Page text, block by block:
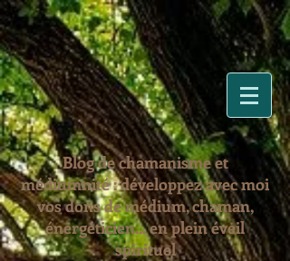
Blog de chamanisme et
médiumnité : développez avec moi
vos dons de médium, chaman,
énergéticien... en plein éveil
spirituel